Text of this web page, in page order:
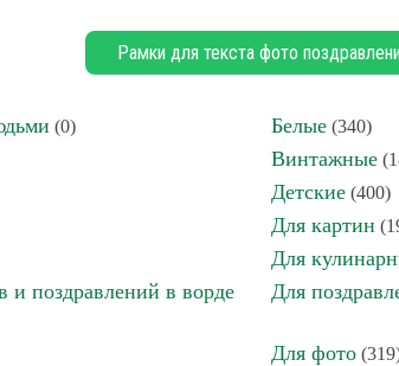
Рамки для текста фото
(0) Белые (340)
Винтажные
Детские (400)
Для картин
Для
и поздравлений в ворде Для
Для фото